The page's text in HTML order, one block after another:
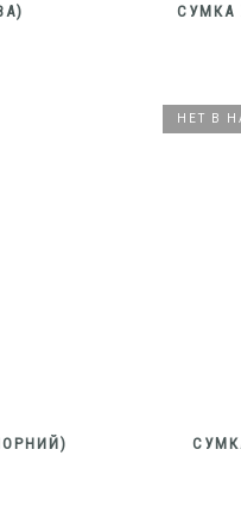
СУМКА
НЕТ В
НЕТ В